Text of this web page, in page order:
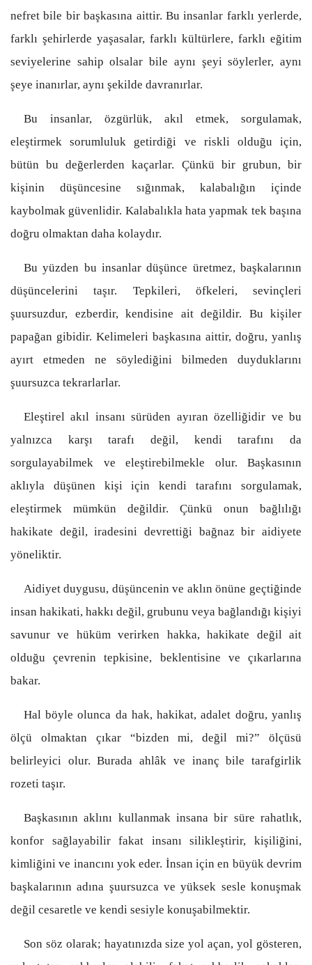
nefret bile bir başkasına aittir. Bu insanlar farklı yerlerde,
farklı şehirlerde yaşasalar, farklı kültürlere, farklı eğitim
seviyelerine sahip olsalar bile aynı şeyi söylerler, aynı
şeye inanırlar, aynı şekilde davranırlar.
Bu insanlar, özgürlük, akıl etmek, sorgulamak,
eleştirmek sorumluluk getirdiği ve riskli olduğu için,
bütün bu değerlerden kaçarlar. Çünkü bir grubun, bir
kişinin düşüncesine sığınmak, kalabalığın içinde
kaybolmak güvenlidir. Kalabalıkla hata yapmak tek başına
doğru olmaktan daha kolaydır.
Bu yüzden bu insanlar düşünce üretmez, başkalarının
düşüncelerini taşır. Tepkileri, öfkeleri, sevinçleri
şuursuzdur, ezberdir, kendisine ait değildir. Bu kişiler
papağan gibidir. Kelimeleri başkasına aittir, doğru, yanlış
ayırt etmeden ne söylediğini bilmeden duyduklarını
şuursuzca tekrarlarlar.
Eleştirel akıl insanı sürüden ayıran özelliğidir ve bu
yalnızca karşı tarafı değil, kendi tarafını da
sorgulayabilmek ve eleştirebilmekle olur. Başkasının
aklıyla düşünen kişi için kendi tarafını sorgulamak,
eleştirmek mümkün değildir. Çünkü onun bağlılığı
hakikate değil, iradesini devrettiği bağnaz bir aidiyete
yöneliktir.
Aidiyet duygusu, düşüncenin ve aklın önüne geçtiğinde
insan hakikati, hakkı değil, grubunu veya bağlandığı kişiyi
savunur ve hüküm verirken hakka, hakikate değil ait
olduğu çevrenin tepkisine, beklentisine ve çıkarlarına
bakar.
Hal böyle olunca da hak, hakikat, adalet doğru, yanlış
ölçü olmaktan çıkar “bizden mi, değil mi?” ölçüsü
belirleyici olur. Burada ahlâk ve inanç bile tarafgirlik
rozeti taşır.
Başkasının aklını kullanmak insana bir süre rahatlık,
konfor sağlayabilir fakat insanı silikleştirir, kişiliğini,
kimliğini ve inancını yok eder. İnsan için en büyük devrim
başkalarının adına şuursuzca ve yüksek sesle konuşmak
değil cesaretle ve kendi sesiyle konuşabilmektir.
Son söz olarak; hayatınızda size yol açan, yol gösteren,